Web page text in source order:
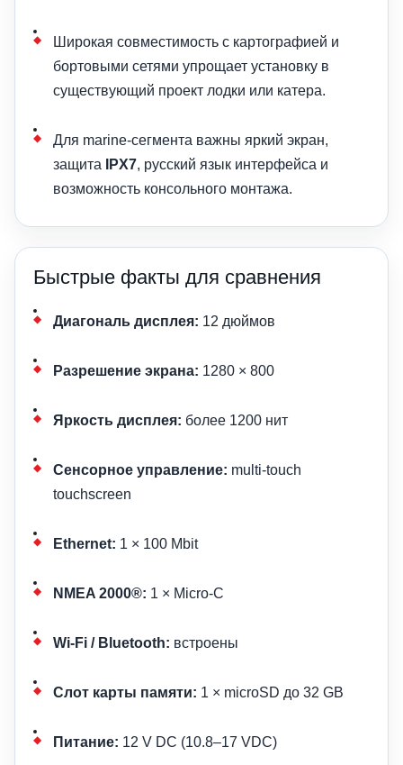
Широкая совместимость с картографией и
бортовыми сетями упрощает установку в
существующий проект лодки или катера.
Для marine-сегмента важны яркий экран,
защита
IPX7, русский язык интерфейса и
возможность консольного монтажа.
Быстрые факты для сравнения
Диагональ дисплея: 12 дюймов
Разрешение экрана: 1280 × 800
Яркость дисплея: более 1200 нит
Сенсорное управление: multi-touch
touchscreen
Ethernet: 1 × 100 Mbit
NMEA 2000®: 1 × Micro-C
Wi-Fi / Bluetooth: встроены
Слот карты памяти: 1 × microSD до 32 GB
Питание: 12 V DC (10.8–17 VDC)